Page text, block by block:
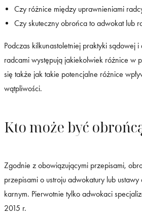
Czy różnice między uprawnieniami
Czy skuteczny obrońca to adwokat lub
Podczas kilkunastoletniej praktyki sądowej
radcami występują jakiekolwiek różnice w
się także jak takie potencjalne różnice
wątpliwości.
Kto może być
Zgodnie z obowiązującymi przepisami,
przepisami o ustroju adwokatury lub
karnym. Pierwotnie tylko adwokaci
2015 r.